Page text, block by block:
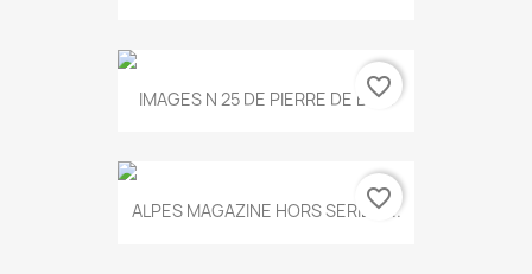
IMAGES N 25 DE PIERRE DE BOIS
favorite_border
ALPES MAGAZINE HORS SERIE N...
favorite_border